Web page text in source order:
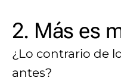
2. Más es
¿Lo contrario de
antes?